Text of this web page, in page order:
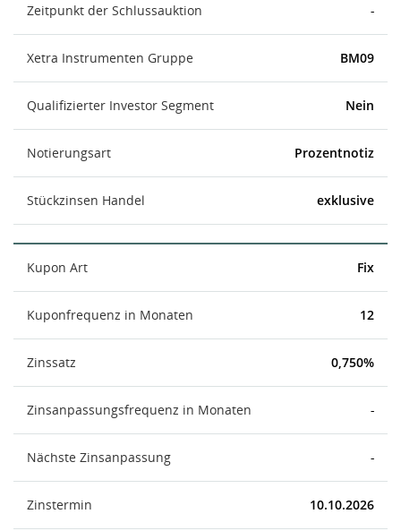
Zeitpunkt der Schlussauktion -
Xetra Instrumenten Gruppe BM09
Qualifizierter Investor Segment Nein
Notierungsart Prozentnotiz
Stückzinsen Handel exklusive
Kupon Art Fix
Kuponfrequenz in Monaten 12
Zinssatz 0,750%
Zinsanpassungsfrequenz in Monaten -
Nächste Zinsanpassung -
Zinstermin 10.10.2026